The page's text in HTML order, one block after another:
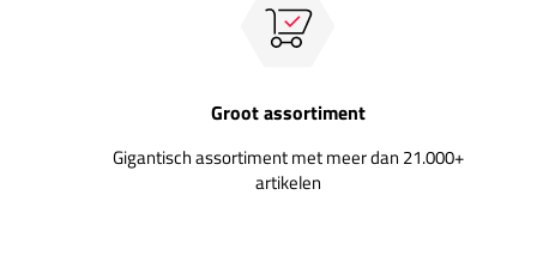
Groot assortiment
Gigantisch assortiment met meer dan 21.000+
artikelen